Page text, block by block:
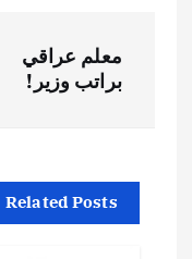
ص
ح
معلم عراقي
براتب وزير!
Related Posts